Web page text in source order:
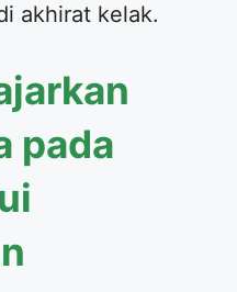
akhirat kelak.
pada